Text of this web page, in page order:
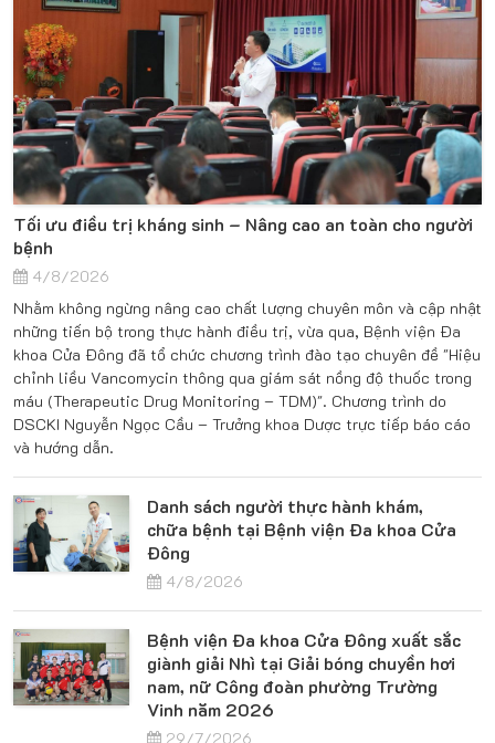
Tối ưu điều trị kháng sinh – Nâng cao an toàn cho người
bệnh
4/8/2026
Nhằm không ngừng nâng cao chất lượng chuyên môn và cập nhật
những tiến bộ trong thực hành điều trị, vừa qua, Bệnh viện Đa
khoa Cửa Đông đã tổ chức chương trình đào tạo chuyên đề "Hiệu
chỉnh liều Vancomycin thông qua giám sát nồng độ thuốc trong
máu (Therapeutic Drug Monitoring – TDM)". Chương trình do
DSCKI Nguyễn Ngọc Cầu – Trưởng khoa Dược trực tiếp báo cáo
và hướng dẫn.
Danh sách người thực hành khám,
chữa bệnh tại Bệnh viện Đa khoa Cửa
Đông
4/8/2026
Bệnh viện Đa khoa Cửa Đông xuất sắc
giành giải Nhì tại Giải bóng chuyền hơi
nam, nữ Công đoàn phường Trường
Vinh năm 2026
29/7/2026